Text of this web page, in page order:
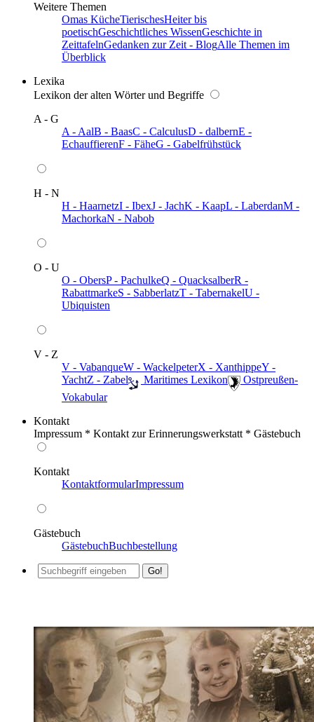
Weitere Themen
Omas KücheTierischesHeiter bis
poetischGeschichtliches WissenGeschichte in
ZeittafelnGedanken zur Zeit - BlogAlle Themen im
Überblick
Lexika
Lexikon der alten Wörter und Begriffe
A - G
A - AalB - BaasC - CalculusD - dalbernE -
EchauffierenF - FäheG - Gabelfrühstück
H - N
H - HaarnetzI - IbexJ - JachK - KaapL - LaberdanM -
MachorkaN - Nabob
O - U
O - ObersP - PachulkeQ - QuacksalberR -
RabattmarkeS - SabberlatzT - TabernakelU -
Ubiquisten
V - Z
V - VabanqueW - WackelpeterX - XanthippeY -
YachtZ - Zabel ️ Maritimes Lexikon
️ Ostpreußen-
Vokabular
Kontakt
Impressum * Kontakt zur Erinnerungswerkstatt * Gästebuch
Kontakt
KontaktformularImpressum
Gästebuch
GästebuchBuchbestellung